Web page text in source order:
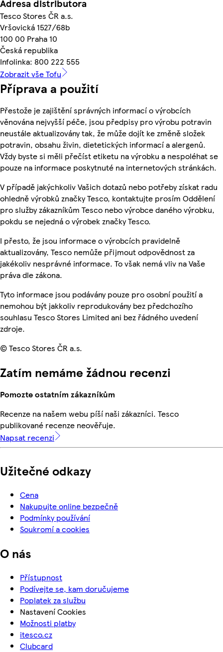
Adresa distributora
Tesco Stores ČR a.s.
Vršovická 1527/68b
100 00 Praha 10
Česká republika
Infolinka: 800 222 555
Zobrazit vše Tofu
Příprava a použití
Přestože je zajištění správných informací o výrobcích
věnována nejvyšší péče, jsou předpisy pro výrobu potravin
neustále aktualizovány tak, že může dojít ke změně složek
potravin, obsahu živin, dietetických informací a alergenů.
Vždy byste si měli přečíst etiketu na výrobku a nespoléhat se
pouze na informace poskytnuté na internetových stránkách.
V případě jakýchkoliv Vašich dotazů nebo potřeby získat radu
ohledně výrobků značky Tesco, kontaktujte prosím Oddělení
pro služby zákazníkům Tesco nebo výrobce daného výrobku,
pokdu se nejedná o výrobek značky Tesco.
I přesto, že jsou informace o výrobcích pravidelně
aktualizovány, Tesco nemůže přijmout odpovědnost za
jakékoliv nesprávné informace. To však nemá vliv na Vaše
práva dle zákona.
Tyto informace jsou podávány pouze pro osobní použití a
nemohou být jakkoliv reprodukovány bez předchozího
souhlasu Tesco Stores Limited ani bez řádného uvedení
zdroje.
© Tesco Stores ČR a.s.
Zatím nemáme žádnou recenzi
Pomozte ostatním zákazníkům
Recenze na našem webu píší naši zákazníci. Tesco
publikované recenze neověřuje.
Napsat recenzi
Užitečné odkazy
Cena
Nakupujte online bezpečně
Podmínky používání
Soukromí a cookies
O nás
Přístupnost
Podívejte se, kam doručujeme
Poplatek za službu
Nastavení Cookies
Možnosti platby
itesco.cz
Clubcard